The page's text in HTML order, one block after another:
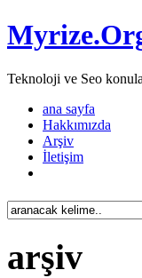
Teknoloji ve Seo
ana sayfa
Hakkımızda
Arşiv
İletişim
arşiv